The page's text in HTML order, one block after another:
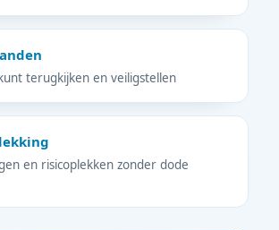
terugkijken en veiligstellen
en risicoplekken zonder dode